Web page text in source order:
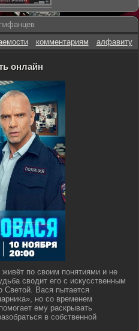
комментариям алфавиту
онлайн
по своим понятиями и не
сводит его с искусственным
Светой. Вася пытается
но со временем
ему раскрывать
в собственной